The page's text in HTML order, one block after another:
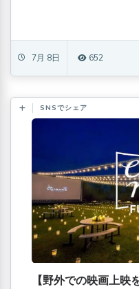
7月 8日 652
SNSでシェア
【野外での映画上